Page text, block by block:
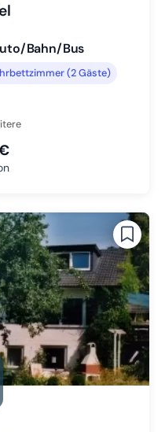
Bahn/Bus
(2 Gäste)
Slide 1 wechseln
Slide 2 wechseln
Slide 3 wechseln
Slide 4 wechseln